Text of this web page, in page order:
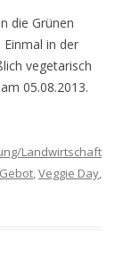
die Grünen
Einmal in der
vegetarisch
am 05.08.2013.
Landwirtschaft
Gebot,Veggie Day,